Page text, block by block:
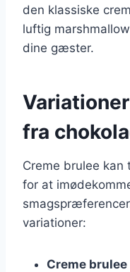
den klassiske
luftig
dine gæster.
fra
Creme brulee kan
for at
variationer:
Creme